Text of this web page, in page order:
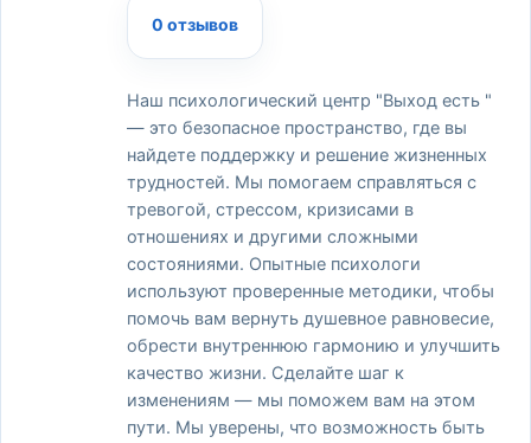
0 отзывов
Наш психологический центр "Выход есть "
— это безопасное пространство, где вы
найдете поддержку и решение жизненных
трудностей. Мы помогаем справляться с
тревогой, стрессом, кризисами в
отношениях и другими сложными
состояниями. Опытные психологи
используют проверенные методики, чтобы
помочь вам вернуть душевное равновесие,
обрести внутреннюю гармонию и улучшить
качество жизни. Сделайте шаг к
изменениям — мы поможем вам на этом
пути. Мы уверены, что возможность быть